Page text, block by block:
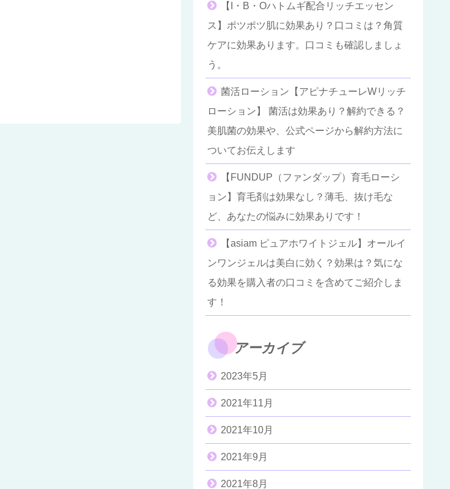
【I・B・Oハトムギ配合リッチエッセン
ス】ポツポツ肌に効果あり？口コミは？角質
ケアに効果あります。口コミも確認しましょ
う。
菌活ローション【アピナチューレWリッチ
ローション】 菌活は効果あり？解約できる？
美肌菌の効果や、公式ページから解約方法に
ついてお伝えします
【FUNDUP（ファンダップ）育毛ローシ
ョン】育毛剤は効果なし？薄毛、抜け毛な
ど、あなたの悩みに効果ありです！
【asiam ピュアホワイトジェル】オールイ
ンワンジェルは美白に効く？効果は？気にな
る効果を購入者の口コミを含めてご紹介しま
す！
アーカイブ
2023年5月
2021年11月
2021年10月
2021年9月
2021年8月